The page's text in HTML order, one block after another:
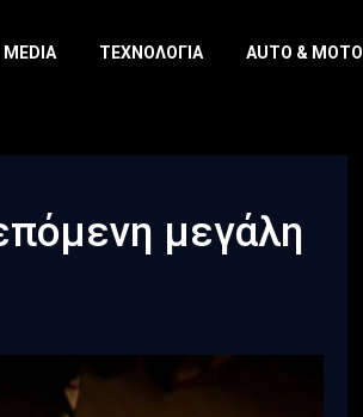
MEDIA ΤΕΧΝΟΛΟΓΊΑ AUTO & MOTO
μεγάλη